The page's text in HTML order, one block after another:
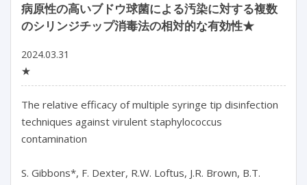
病原性の高いブドウ球菌による汚染に対する複数
のシリンジチップ消毒法の相対的な有効性★
2024.03.31
★
The relative efficacy of multiple syringe tip disinfection
techniques against virulent staphylococcus
contamination
S. Gibbons*, F. Dexter, R.W. Loftus, J.R. Brown, B.T.